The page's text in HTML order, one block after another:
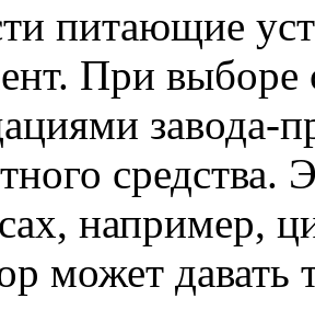
питающие
При выборе
завода-
средства.
например,
может давать